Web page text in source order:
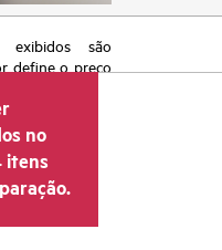
são
define o preço
sobre vendas e
definido
em relação
e ao preço
indicativo
por
se reserva o
no
itens